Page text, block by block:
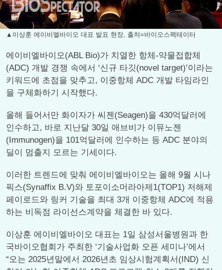
▲이상훈 에이비엘바이오 대표 발표 현장, 출처=바이오스펙테이터
에이비엘바이오(ABL Bio)가 치열한 항체-약물접합체
(ADC) 개발 경쟁 속에서 ‘신규 타깃(novel target)’이라는
키워드에 초점을 맞추고, 이중항체 ADC 개발 타임라인
을 구체화하기 시작했다.
올해 들어서만 화이자가 씨젠(Seagen)을 430억달러에
인수하고, 바로 지난달 30일 애브비가 이뮤노젠
(Immunogen)을 101억달러에 인수하는 등 ADC 분야의
딜이 멈출지 모르는 기세이다.
이러한 트렌드에 맞춰 에이비엘바이오는 올해 9월 시나
픽스(Synaffix B.V)와 토포이소머라아제1(TOP1) 저해제
페이로드와 링커 기술을 최대 3개 이중항체 ADC에 적용
하는 비독점 라이선스계약을 체결한 바 있다.
이상훈 에이비엘바이오 대표는 1일 삼성서울병원과 한
국바이오협회가 주최한 ‘기술사업화 오픈 세미나’에서
“오는 2025년말에서 2026년초 임상시험계획서(IND) 신